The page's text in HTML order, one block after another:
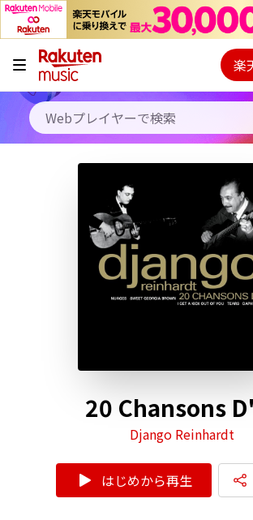
キャンペーン
料金プラン
使い方
初回30日間無料お試し
Web
ご契約
楽
20 Chansons
Django Reinhardt
はじめから再生